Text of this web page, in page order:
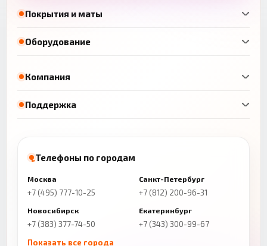
Покрытия и маты
Оборудование
Компания
Поддержка
Телефоны по городам
Москва
+7 (495) 777-10-25
Санкт-Петербург
+7 (812) 200-96-31
Новосибирск
+7 (383) 377-74-50
Екатеринбург
+7 (343) 300-99-67
Показать все города